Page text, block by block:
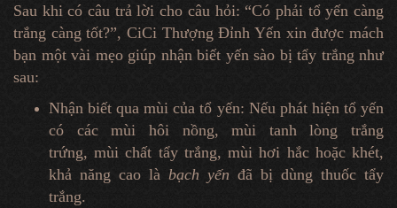
Sau khi có câu trả lời cho câu hỏi: “Có phải tổ yến càng
trắng càng tốt?”, CiCi Thượng Đỉnh Yến xin được mách
bạn một vài mẹo giúp nhận biết yến sào bị tẩy trắng như
sau:
Nhận biết qua mùi của tổ yến: Nếu phát hiện tổ yến
có các mùi hôi nồng, mùi tanh lòng trắng
trứng, mùi chất tẩy trắng, mùi hơi hắc hoặc khét,
khả năng cao là bạch yến đã bị dùng thuốc tẩy
trắng.